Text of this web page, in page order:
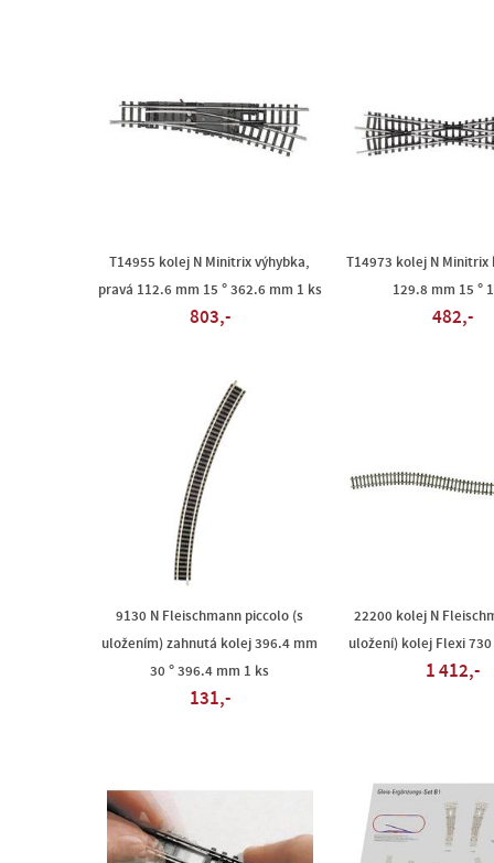
T14955 kolej N Minitrix výhybka,
pravá 112.6 mm 15 ° 362.6 mm 1 ks
803,-
T14973 kolej N Minitrix
129.8 mm 15 °
482,-
9130 N Fleischmann piccolo (s
uložením) zahnutá kolej 396.4 mm
30 ° 396.4 mm 1 ks
131,-
22200 kolej N
uložení) kolej Flexi
1 412,-